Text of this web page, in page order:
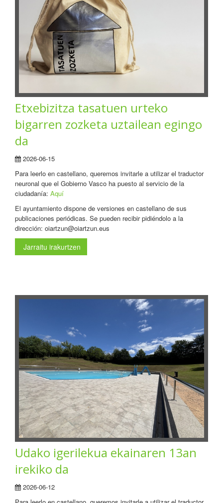
Etxebizitza tasatuen urteko
bigarren zozketa uztailean egingo
da
2026-06-15
Para leerlo en castellano, queremos invitarle a utilizar el traductor
neuronal que el Gobierno Vasco ha puesto al servicio de la
ciudadanía: Aquí
El ayuntamiento dispone de versiones en castellano de sus
publicaciones periódicas. Se pueden recibir pidiéndolo a la
dirección: oiartzun@oiartzun.eus
Jarraitu irakurtzen
Udako igerilekua ekainaren 13an
irekiko da
2026-06-12